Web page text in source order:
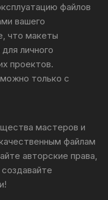
файлов
вашего
что макеты
личного
проектов.
только с
мастеров и
файлам
авторские права,